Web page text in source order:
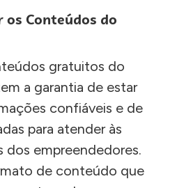
os Conteúdos do
gratuitos do
a garantia de estar
confiáveis e de
para atender às
dos empreendedores.
de conteúdo que